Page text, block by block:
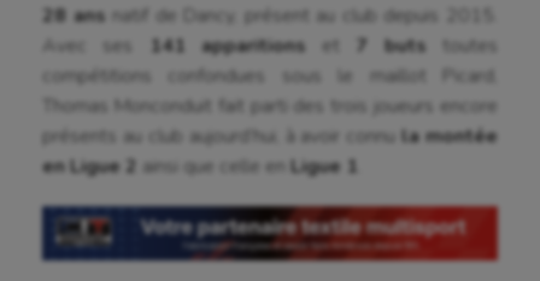
28 ans natif de Dancy, présent au club depuis 2015.
Avec ses
141 apparitions et 7 buts
toutes
compétitions confondues sous le maillot Picard,
Thomas Monconduit fait parti des trois joueurs encore
présents au club aujourd’hui, à avoir connu la montée
en Ligue 2 ainsi que celle en Ligue 1